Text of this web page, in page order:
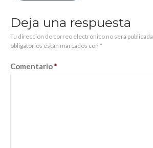
Deja una respuesta
Tu dirección de correo electrónico no será publicada.
obligatorios están marcados con *
Comentario*